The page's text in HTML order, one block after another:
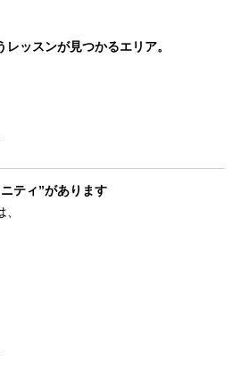
ッスンが見つかるエリア。
ティ”があります